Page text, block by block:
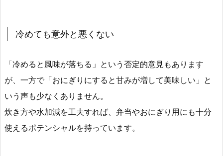
冷めても意外と悪くない
「冷めると風味が落ちる」という否定的意見もあります
が、一方で「おにぎりにすると甘みが増して美味しい」と
いう声も少なくありません。
炊き方や水加減を工夫すれば、弁当やおにぎり用にも十分
使えるポテンシャルを持っています。